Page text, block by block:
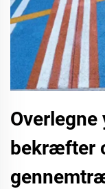
Overlegne
bekræfter